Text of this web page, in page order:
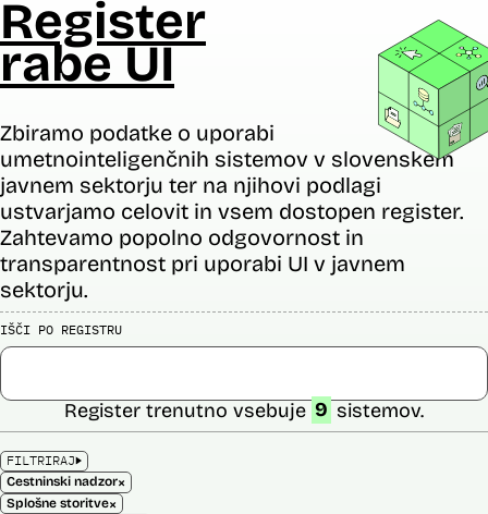
Register
rabe UI
Zbiramo podatke o uporabi
umetnointeligenčnih sistemov v slovenskem
javnem sektorju ter na njihovi podlagi
ustvarjamo celovit in vsem dostopen register.
Zahtevamo popolno odgovornost in
transparentnost pri uporabi UI v javnem
sektorju.
IŠČI PO REGISTRU
FILTRIRAJ
Cestninski nadzor×
Splošne storitve×
Register trenutno vsebuje 9 sistemov.